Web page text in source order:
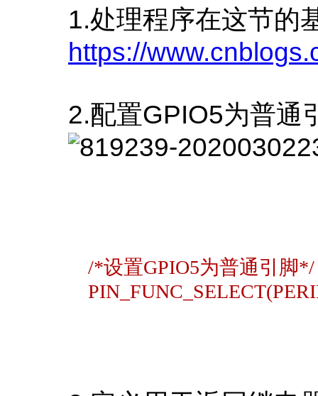
1.处理程序在这节的
https://
2.配置GPIO5为普通
/*设置GPIO5为普通引脚*/